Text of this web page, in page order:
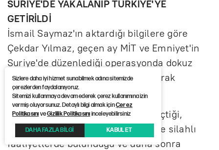
SURİYE'DE YAKALANIP TÜRKİYE'YE
GETİRİLDİ
İsmail Saymaz'ın aktardığı bilgilere göre
Çekdar Yılmaz, geçen ay MİT ve Emniyet'in
Suriye'de düzenlediği operasyonda dokuz
IŞİD mensubuyla birlikte yakalanarak
Türkiye'ye getirildi.
Yılmaz'ın 2017 yılında Suriye'ye geçtiği,
örgütte askeri eğitim aldığı, İdlib'de silahlı
faaliyetlerde bulunduğu ve daha sonra
Sizlere daha iyi hizmet sunabilmek adına sitemizde
çerezlerden faydalanıyoruz.
Sitemizi kullanmaya devam ederek çerez kullanımına izin
vermiş oluyorsunuz. Detaylı bilgi almak içinÇerez
PolitikasınıveGizlilik Politikasınıinceleyebilirsiniz
DAHA FAZLA BİLGİ KABUL ET